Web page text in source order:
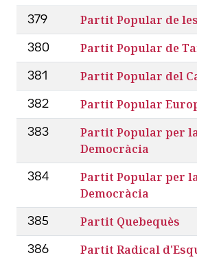
379 Partit Popular de
380 Partit Popular de
381 Partit Popular del
382 Partit Popular
383
Partit Popular per
Democràcia
384
Partit Popular per
Democràcia
385 Partit Quebequès
386 Partit Radical